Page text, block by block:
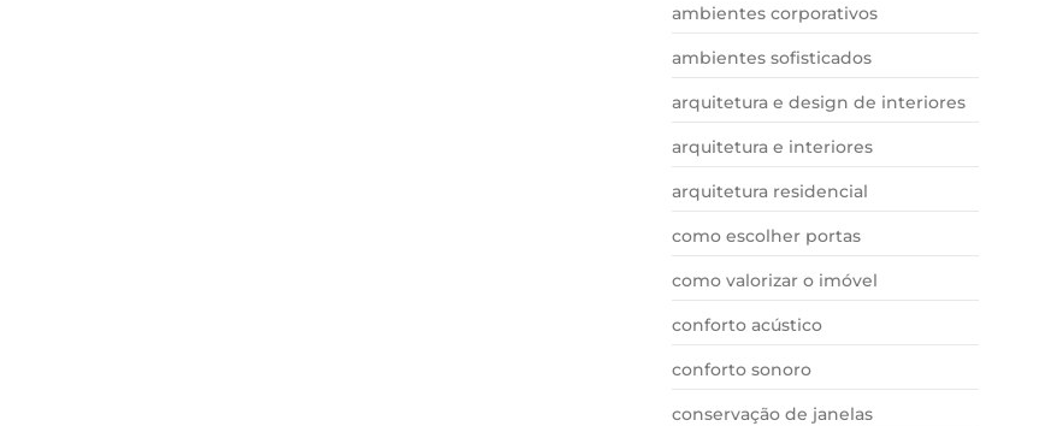
ambientes corporativos
ambientes sofisticados
arquitetura e design de interiores
arquitetura e interiores
arquitetura residencial
como escolher portas
como valorizar o imóvel
conforto acústico
conforto sonoro
conservação de janelas